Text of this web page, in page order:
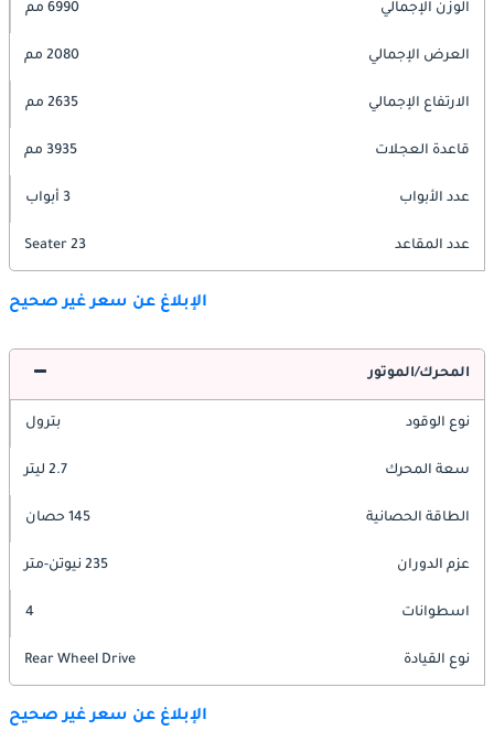
الوزن الإجمالي 6990 مم
العرض الإجمالي 2080 مم
الارتفاع الإجمالي 2635 مم
قاعدة العجلات 3935 مم
عدد الأبواب 3 أبواب
عدد المقاعد 23 Seater
الإبلاغ عن سعر غير صحيح
المحرك/الموتور
نوع الوقود بترول
سعة المحرك 2.7 ليتر
الطاقة الحصانية 145 حصان
عزم الدوران 235 نيوتن-متر
اسطوانات 4
نوع القيادة Rear Wheel Drive
الإبلاغ عن سعر غير صحيح